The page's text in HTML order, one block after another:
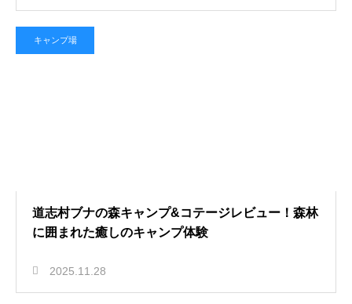
キャンプ場
道志村ブナの森キャンプ&コテージレビュー！森林
に囲まれた癒しのキャンプ体験
2025.11.28